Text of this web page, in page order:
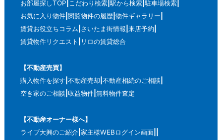
お部屋探しTOP こだわり検索 駅から検索 駐車場検索
お気に入り物件 閲覧物件の履歴 物件ギャラリー
賃貸お役立ちコラム さいたま街情報 来店予約
賃貸物件リクエスト
リロの賃貸総合
【不動産売買】
購入物件を探す 不動産売却 不動産相続のご相談
空き家のご相談 収益物件 無料物件査定
【不動産オーナー様へ】
ライブ大興のご紹介 家主様WEBログイン画面